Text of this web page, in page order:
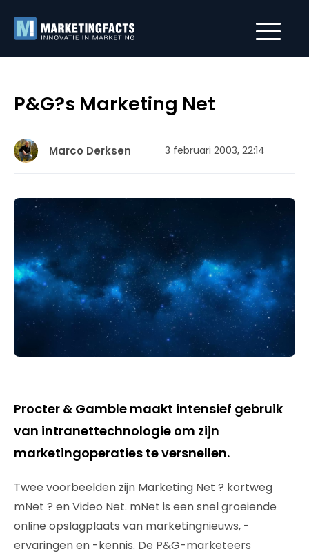
P&G?s Marketing Net
Marco Derksen 3 februari 2003, 22:14
Procter & Gamble maakt intensief gebruik
van intranettechnologie om zijn
marketingoperaties te versnellen.
Twee voorbeelden zijn Marketing Net ? kortweg
mNet ? en Video Net. mNet is een snel groeiende
online opslagplaats van marketingnieuws, -
ervaringen en -kennis. De P&G-marketeers